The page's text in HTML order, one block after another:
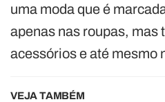
uma moda que é
apenas nas roupas, mas
acessórios e até mesmo
VEJA TAMBÉM